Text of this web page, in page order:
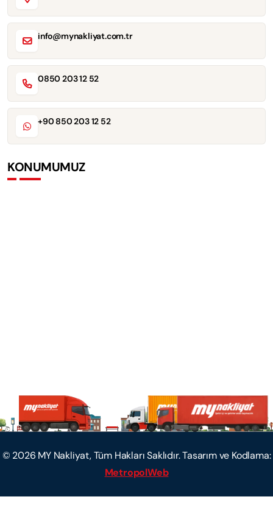
info@mynakliyat.com.tr
0850 203 12 52
+90 850 203 12 52
KONUMUMUZ
© 2026 MY Nakliyat, Tüm Hakları Saklıdır. Tasarım ve Kodlama:
MetropolWeb